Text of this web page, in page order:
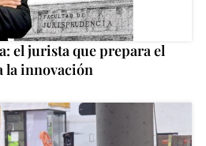
el jurista que prepara el
la innovación